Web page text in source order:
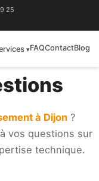
25
FAQContactBlog
à Dijon?
vos questions sur
technique.